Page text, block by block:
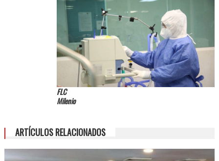
FLC
Milenio
ARTÍCULOS RELACIONADOS